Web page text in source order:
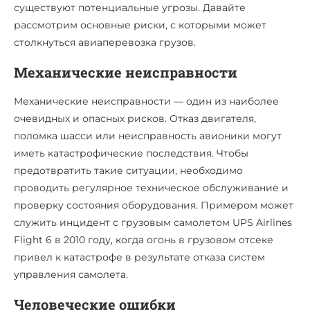
существуют потенциальные угрозы. Давайте
рассмотрим основные риски, с которыми может
столкнуться авиаперевозка грузов.
Механические неисправности
Механические неисправности — один из наиболее
очевидных и опасных рисков. Отказ двигателя,
поломка шасси или неисправность авионики могут
иметь катастрофические последствия. Чтобы
предотвратить такие ситуации, необходимо
проводить регулярное техническое обслуживание и
проверку состояния оборудования. Примером может
служить инцидент с грузовым самолетом UPS Airlines
Flight 6 в 2010 году, когда огонь в грузовом отсеке
привел к катастрофе в результате отказа систем
управления самолета.
Человеческие ошибки